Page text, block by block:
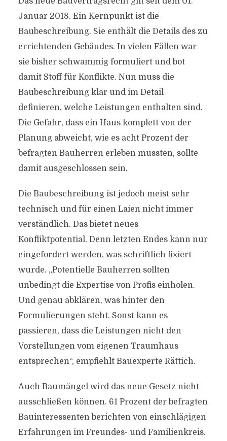
Januar 2018. Ein Kernpunkt ist die
Baubeschreibung. Sie enthält die Details des zu
errichtenden Gebäudes. In vielen Fällen war
sie bisher schwammig formuliert und bot
damit Stoff für Konflikte. Nun muss die
Baubeschreibung klar und im Detail
definieren, welche Leistungen enthalten sind.
Die Gefahr, dass ein Haus komplett von der
Planung abweicht, wie es acht Prozent der
befragten Bauherren erleben mussten, sollte
damit ausgeschlossen sein.
Die Baubeschreibung ist jedoch meist sehr
technisch und für einen Laien nicht immer
verständlich. Das bietet neues
Konfliktpotential. Denn letzten Endes kann nur
eingefordert werden, was schriftlich fixiert
wurde. „Potentielle Bauherren sollten
unbedingt die Expertise von Profis einholen.
Und genau abklären, was hinter den
Formulierungen steht. Sonst kann es
passieren, dass die Leistungen nicht den
Vorstellungen vom eigenen Traumhaus
entsprechen“, empfiehlt Bauexperte Rättich.
Auch Baumängel wird das neue Gesetz nicht
ausschließen können. 61 Prozent der befragten
Bauinteressenten berichten von einschlägigen
Erfahrungen im Freundes- und Familienkreis.